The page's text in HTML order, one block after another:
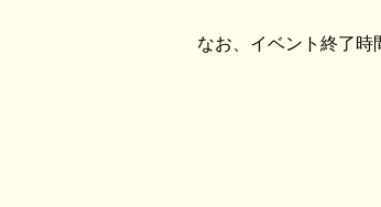
なお、イベント終了時